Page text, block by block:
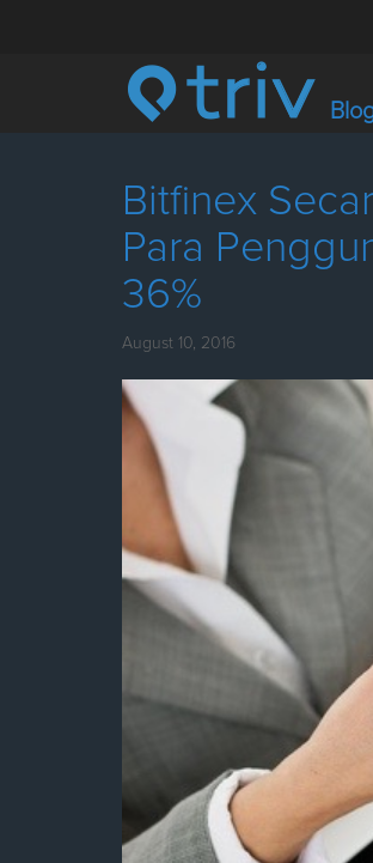
Bitfinex
Para
36%
August 10, 2016